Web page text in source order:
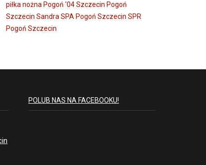
piłka nożna Pogoń '04 Szczecin Pogoń
Szczecin Sandra SPA Pogoń Szczecin SPR
Pogoń Szczecin
POLUB NAS NA FACEBOOKU!